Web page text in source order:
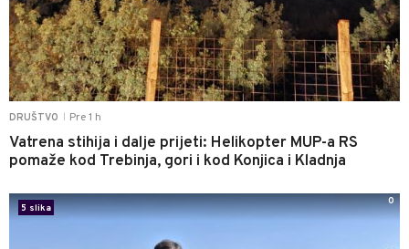
DRUŠTVO Pre 1 h
Vatrena stihija i dalje prijeti: Helikopter MUP-a RS
pomaže kod Trebinja, gori i kod Konjica i Kladnja
5 slika
0